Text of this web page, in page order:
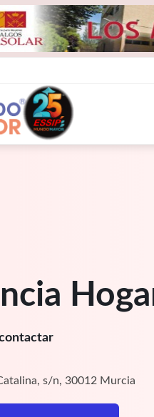
s/n, 30012 Murcia